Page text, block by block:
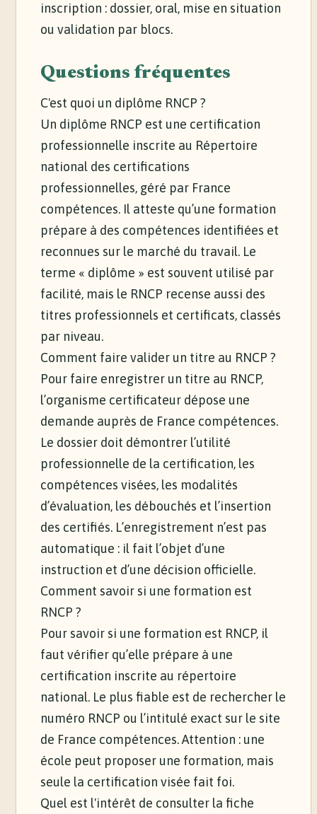
inscription : dossier, oral, mise en situation
ou validation par blocs.
Questions fréquentes
C'est quoi un diplôme RNCP ?
Un diplôme RNCP est une certification
professionnelle inscrite au Répertoire
national des certifications
professionnelles, géré par France
compétences. Il atteste qu’une formation
prépare à des compétences identifiées et
reconnues sur le marché du travail. Le
terme « diplôme » est souvent utilisé par
facilité, mais le RNCP recense aussi des
titres professionnels et certificats, classés
par niveau.
Comment faire valider un titre au RNCP ?
Pour faire enregistrer un titre au RNCP,
l’organisme certificateur dépose une
demande auprès de France compétences.
Le dossier doit démontrer l’utilité
professionnelle de la certification, les
compétences visées, les modalités
d’évaluation, les débouchés et l’insertion
des certifiés. L’enregistrement n’est pas
automatique : il fait l’objet d’une
instruction et d’une décision officielle.
Comment savoir si une formation est
RNCP ?
Pour savoir si une formation est RNCP, il
faut vérifier qu’elle prépare à une
certification inscrite au répertoire
national. Le plus fiable est de rechercher le
numéro RNCP ou l’intitulé exact sur le site
de France compétences. Attention : une
école peut proposer une formation, mais
seule la certification visée fait foi.
Quel est l'intérêt de consulter la fiche